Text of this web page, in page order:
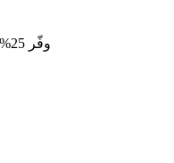
وفّر 25%